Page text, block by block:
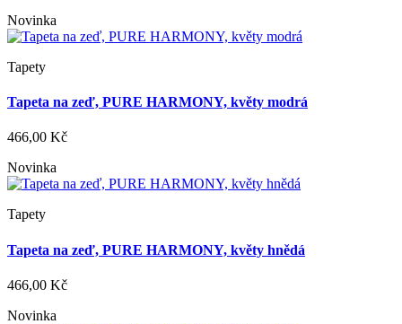
Novinka
Tapety
Tapeta na zeď, PURE HARMONY, květy modrá
466,00 Kč
Novinka
Tapety
Tapeta na zeď, PURE HARMONY, květy hnědá
466,00 Kč
Novinka